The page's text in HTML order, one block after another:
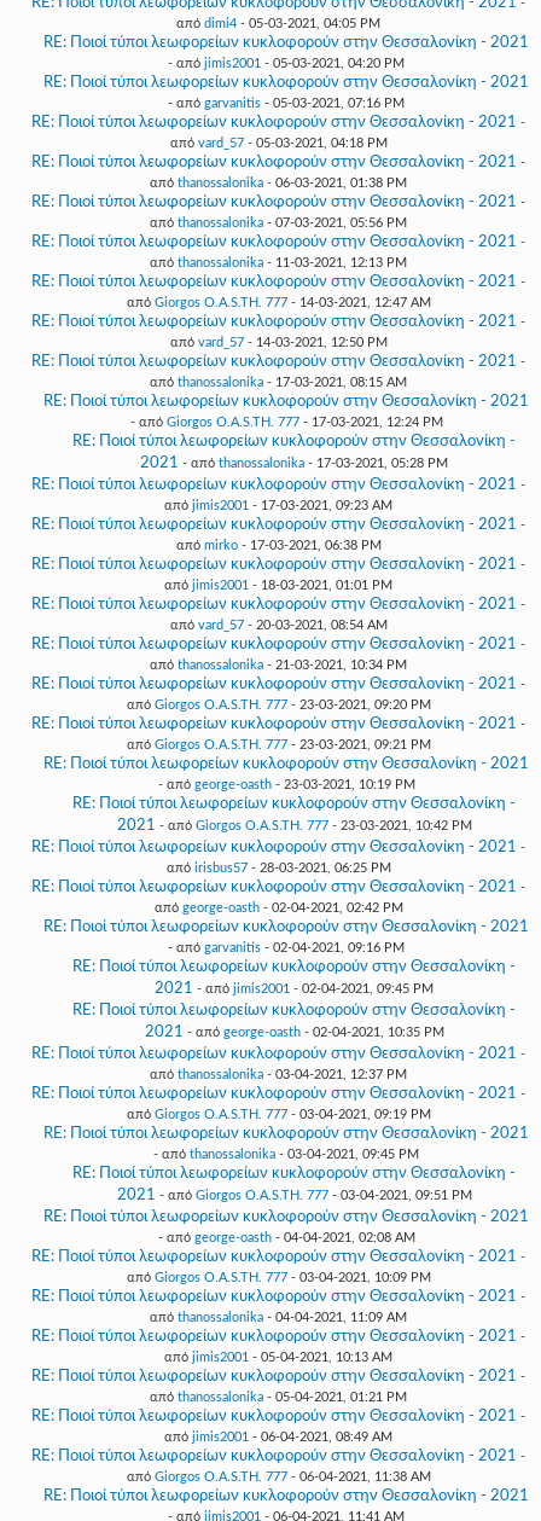
-
από dimi4 - 05-03-2021, 04:05 PM
RE: Ποιοί τύποι λεωφορείων κυκλοφορούν στην Θεσσαλονίκη - 2021
- από jimis2001 - 05-03-2021, 04:20 PM
RE: Ποιοί τύποι λεωφορείων κυκλοφορούν στην Θεσσαλονίκη - 2021
- από garvanitis - 05-03-2021, 07:16 PM
RE: Ποιοί τύποι λεωφορείων κυκλοφορούν στην Θεσσαλονίκη - 2021 -
από vard_57- 05-03-2021, 04:18 PM
RE: Ποιοί τύποι λεωφορείων κυκλοφορούν στην Θεσσαλονίκη - 2021 -
από thanossalonika - 06-03-2021, 01:38 PM
RE: Ποιοί τύποι λεωφορείων κυκλοφορούν στην Θεσσαλονίκη - 2021 -
από thanossalonika - 07-03-2021, 05:56 PM
RE: Ποιοί τύποι λεωφορείων κυκλοφορούν στην Θεσσαλονίκη - 2021 -
από thanossalonika - 11-03-2021, 12:13 PM
RE: Ποιοί τύποι λεωφορείων κυκλοφορούν στην Θεσσαλονίκη - 2021 -
από Giorgos O.A.S.TH. 777- 14-03-2021, 12:47 AM
RE: Ποιοί τύποι λεωφορείων κυκλοφορούν στην Θεσσαλονίκη - 2021 -
από vard_57- 14-03-2021, 12:50 PM
RE: Ποιοί τύποι λεωφορείων κυκλοφορούν στην Θεσσαλονίκη - 2021 -
από thanossalonika - 17-03-2021, 08:15 AM
RE: Ποιοί τύποι λεωφορείων κυκλοφορούν στην Θεσσαλονίκη - 2021
- από Giorgos O.A.S.TH. 777- 17-03-2021, 12:24 PM
RE: Ποιοί τύποι λεωφορείων κυκλοφορούν στην Θεσσαλονίκη -
2021 - από thanossalonika - 17-03-2021, 05:28 PM
RE: Ποιοί τύποι λεωφορείων κυκλοφορούν στην Θεσσαλονίκη - 2021 -
από jimis2001 - 17-03-2021, 09:23 AM
RE: Ποιοί τύποι λεωφορείων κυκλοφορούν στην Θεσσαλονίκη - 2021 -
από mirko- 17-03-2021, 06:38 PM
RE: Ποιοί τύποι λεωφορείων κυκλοφορούν στην Θεσσαλονίκη - 2021 -
από jimis2001 - 18-03-2021, 01:01 PM
RE: Ποιοί τύποι λεωφορείων κυκλοφορούν στην Θεσσαλονίκη - 2021 -
από vard_57- 20-03-2021, 08:54 AM
RE: Ποιοί τύποι λεωφορείων κυκλοφορούν στην Θεσσαλονίκη - 2021 -
από thanossalonika - 21-03-2021, 10:34 PM
RE: Ποιοί τύποι λεωφορείων κυκλοφορούν στην Θεσσαλονίκη - 2021 -
από Giorgos O.A.S.TH. 777- 23-03-2021, 09:20 PM
RE: Ποιοί τύποι λεωφορείων κυκλοφορούν στην Θεσσαλονίκη - 2021 -
από Giorgos O.A.S.TH. 777- 23-03-2021, 09:21 PM
RE: Ποιοί τύποι λεωφορείων κυκλοφορούν στην Θεσσαλονίκη - 2021
- από george-oasth- 23-03-2021, 10:19 PM
RE: Ποιοί τύποι λεωφορείων κυκλοφορούν στην Θεσσαλονίκη -
2021 - από Giorgos O.A.S.TH. 777- 23-03-2021, 10:42 PM
RE: Ποιοί τύποι λεωφορείων κυκλοφορούν στην Θεσσαλονίκη - 2021 -
από irisbus57- 28-03-2021, 06:25 PM
RE: Ποιοί τύποι λεωφορείων κυκλοφορούν στην Θεσσαλονίκη - 2021 -
από george-oasth- 02-04-2021, 02:42 PM
RE: Ποιοί τύποι λεωφορείων κυκλοφορούν στην Θεσσαλονίκη - 2021
- από garvanitis - 02-04-2021, 09:16 PM
RE: Ποιοί τύποι λεωφορείων κυκλοφορούν στην Θεσσαλονίκη -
2021 - από jimis2001 - 02-04-2021, 09:45 PM
RE: Ποιοί τύποι λεωφορείων κυκλοφορούν στην Θεσσαλονίκη -
2021 - από george-oasth- 02-04-2021, 10:35 PM
RE: Ποιοί τύποι λεωφορείων κυκλοφορούν στην Θεσσαλονίκη - 2021 -
από thanossalonika - 03-04-2021, 12:37 PM
RE: Ποιοί τύποι λεωφορείων κυκλοφορούν στην Θεσσαλονίκη - 2021 -
από Giorgos O.A.S.TH. 777- 03-04-2021, 09:19 PM
RE: Ποιοί τύποι λεωφορείων κυκλοφορούν στην Θεσσαλονίκη - 2021
- από thanossalonika - 03-04-2021, 09:45 PM
RE: Ποιοί τύποι λεωφορείων κυκλοφορούν στην Θεσσαλονίκη -
2021 - από Giorgos O.A.S.TH. 777- 03-04-2021, 09:51 PM
RE: Ποιοί τύποι λεωφορείων κυκλοφορούν στην Θεσσαλονίκη - 2021
- από george-oasth- 04-04-2021, 02:08 AM
RE: Ποιοί τύποι λεωφορείων κυκλοφορούν στην Θεσσαλονίκη - 2021 -
από Giorgos O.A.S.TH. 777- 03-04-2021, 10:09 PM
RE: Ποιοί τύποι λεωφορείων κυκλοφορούν στην Θεσσαλονίκη - 2021 -
από thanossalonika - 04-04-2021, 11:09 AM
RE: Ποιοί τύποι λεωφορείων κυκλοφορούν στην Θεσσαλονίκη - 2021 -
από jimis2001 - 05-04-2021, 10:13 AM
RE: Ποιοί τύποι λεωφορείων κυκλοφορούν στην Θεσσαλονίκη - 2021 -
από thanossalonika - 05-04-2021, 01:21 PM
RE: Ποιοί τύποι λεωφορείων κυκλοφορούν στην Θεσσαλονίκη - 2021 -
από jimis2001 - 06-04-2021, 08:49 AM
RE: Ποιοί τύποι λεωφορείων κυκλοφορούν στην Θεσσαλονίκη - 2021 -
από Giorgos O.A.S.TH. 777- 06-04-2021, 11:38 AM
RE: Ποιοί τύποι λεωφορείων κυκλοφορούν στην Θεσσαλονίκη - 2021
- από jimis2001 - 06-04-2021, 11:41 AM